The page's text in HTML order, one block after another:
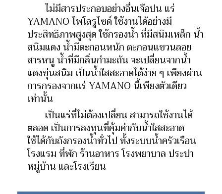
ไม่มีสารประกอบอย่างอื่นเจือปน แร่
YAMANO ไพโลรูไซด์ ใช้งานได้อย่างมี
ประสิทธิภาพสูงสุด ใช้กรองน้ำ ที่มีสนิมเหล็ก น้ำ
สนิมแดง น้ำมีตะกอนหนัก ตะกอนแขวนลอย
สารหนู น้ำที่มีกลิ่นกำมะถัน จะเปลี่ยนจากน้ำ
แดงขุ่นสนิม เป็นน้ำใสสะอาดได้ง่าย ๆ เพียงผ่าน
การกรองจากแร่ YAMANO นี้เพียงตัวเดียว
เท่านั้น
เป็นแร่ที่ไม่ต้องเปลี่ยน สามารถใช้งานได้
ตลอด เป็นการลงทุนที่คุ้มค่ากับน้ำใสสะอาด
ใช้ได้กับถังกรองน้ำทั่วไป ทั้งระบบน้ำครัวเรือน
โรงแรม ที่พัก ร้านอาหาร โรงพยาบาล ประปา
หมู่บ้าน และโรงเรียน